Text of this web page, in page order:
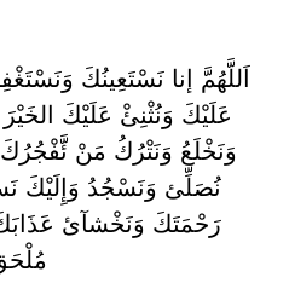
اَللَّهُمَّ إنا نَسْتَعِينُكَ
عَلَيْكَ وَنُثْنِئْ عَلَيْكَ
وَنَخْلَعُ وَنَتْرُكُ مَنْ ئَّفْجُرُكَ
نُصَلِّئ وَنَسْجُدُ وَإِلَيْكَ
رَحْمَتَكَ وَنَخْشآئ عَذَابَكَ